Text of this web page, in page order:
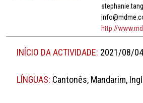
http://
INÍCIO DA ACTIVIDADE: 2021/08/04
LÍNGUAS: Cantonês, Mandarim,